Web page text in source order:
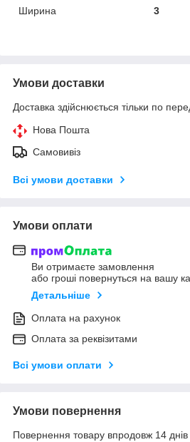
Ширина
3
Умови доставки
Доставка здійснюється тільки по
Нова Пошта
Самовивіз
Всі умови доставки
Умови оплати
Ви отримаєте замовлення
або гроші повернуться на вашу
Детальніше
Оплата на рахунок
Оплата за реквізитами
Всі умови оплати
Умови повернення
Повернення товару впродовж 14